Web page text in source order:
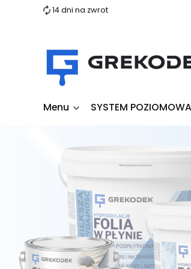
14 dni na zwrot
Menu SYSTEM